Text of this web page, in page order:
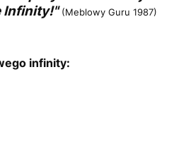
Infinity!" (Meblowy Guru 1987)
infinity: